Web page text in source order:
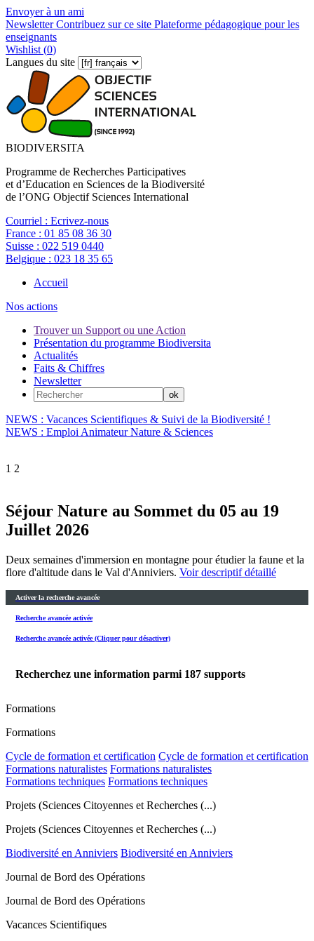
Envoyer à un ami
NewsletterContribuez sur ce site Plateforme pédagogique pour les
enseignants
Wishlist (0)
Langues du site
BIODIVERSITA
Programme de Recherches Participatives
et d’Education en Sciences de la Biodiversité
de l’ONG Objectif Sciences International
Courriel : Ecrivez-nous
France : 01 85 08 36 30
Suisse : 022 519 0440
Belgique : 023 18 35 65
Accueil
Nos actions
Trouver un Support ou une Action
Présentation du programme Biodiversita
Actualités
Faits & Chiffres
Newsletter
NEWS : Vacances Scientifiques & Suivi de la Biodiversité !
NEWS : Emploi Animateur Nature & Sciences
1 2
Séjour Nature au Sommet du 05 au 19
Juillet 2026
Deux semaines d'immersion en montagne pour étudier la faune et la
flore d'altitude dans le Val d'Anniviers. Voir descriptif détaillé
Activer la recherche avancée
Recherche avancée activée
Recherche avancée activée (Cliquer pour désactiver)
Recherchez une information parmi 187 supports
Formations
Formations
Cycle de formation et certification Cycle de formation et certification
Formations naturalistes Formations naturalistes
Formations techniques Formations techniques
Projets (Sciences Citoyennes et Recherches (...)
Projets (Sciences Citoyennes et Recherches (...)
Biodiversité en Anniviers Biodiversité en Anniviers
Journal de Bord des Opérations
Journal de Bord des Opérations
Vacances Scientifiques